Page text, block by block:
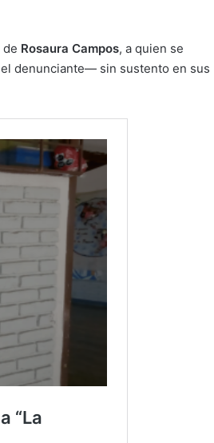
de Rosaura Campos, a quien se
denunciante— sin sustento en sus